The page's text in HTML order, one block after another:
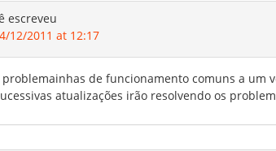
escreveu
12/2011 at 12:17
de funcionamento comuns a um
atualizações irão resolvendo os